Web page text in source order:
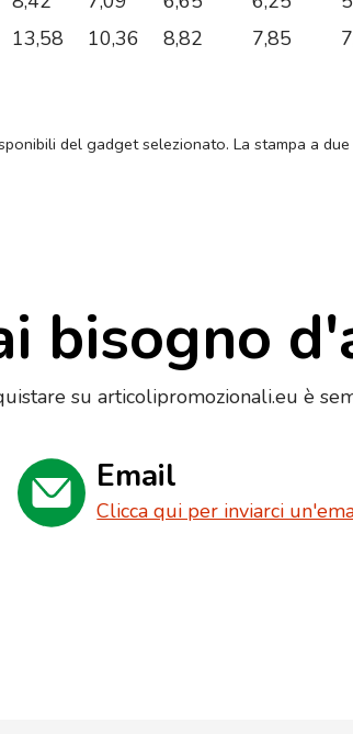
13,58 10,36 8,82 7,85
del gadget selezionato. La stampa a
bisogno
su articolipromozionali.eu è
Email
Clicca qui per inviarci